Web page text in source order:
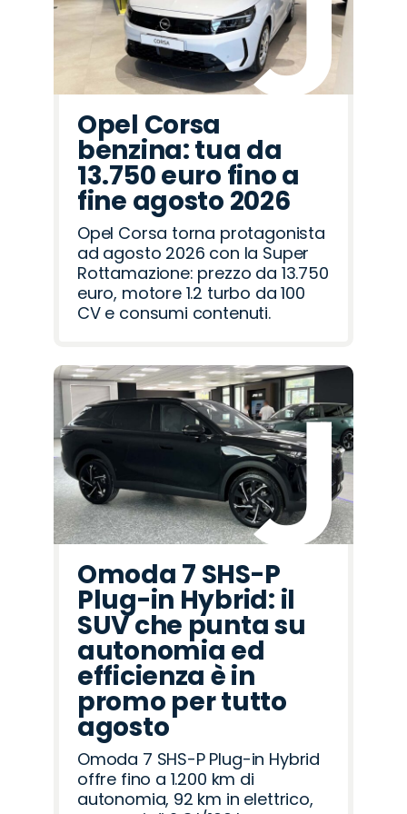
Opel Corsa
benzina: tua da
13.750 euro fino a
fine agosto 2026
Opel Corsa torna protagonista
ad agosto 2026 con la Super
Rottamazione: prezzo da 13.750
euro, motore 1.2 turbo da 100
CV e consumi contenuti.
Omoda 7 SHS-P
Plug-in Hybrid: il
SUV che punta su
autonomia ed
efficienza è in
promo per tutto
agosto
Omoda 7 SHS-P Plug-in Hybrid
offre fino a 1.200 km di
autonomia, 92 km in elettrico,